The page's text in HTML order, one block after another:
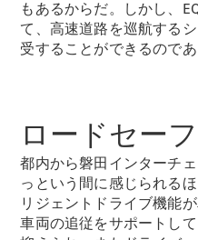
オンライン
ショールー
ム
All
Cabriolet/Roadster
もあるからだ。しかし、
て、高速道路を巡航する
受することができるのであ
ロードセー
都内から磐田インターチ
っという間に感じられる
リジェントドライブ機能
車両の追従をサポートし